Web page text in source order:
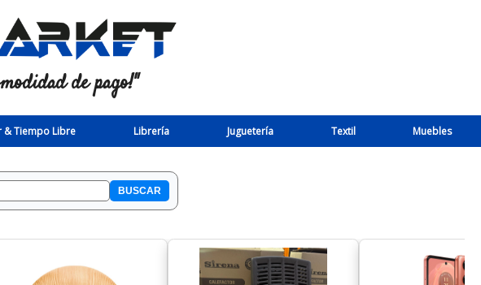
de pago!"
& Tiempo Libre Librería Juguetería Textil Muebles